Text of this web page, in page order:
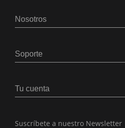
Nosotros
Soporte
Tu cuenta
Suscríbete a nuestro Newsletter